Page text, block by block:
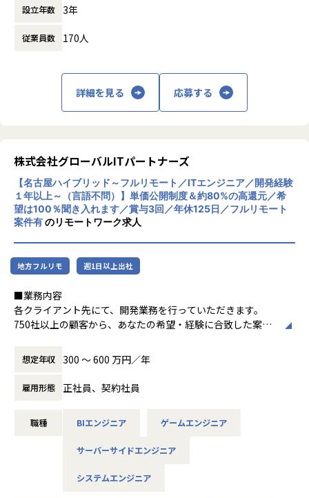
□案件を自分で選びたい
□自分のプライベートはしっかり確保したい
そんな想いをもった先輩たちが
当社で充実したエンジニアライフを手に入れています！
※場合により、親会社での採用になる可能性もございます。
【業務の変更の範囲】
会社の定める業務
ムエンジニアリングサービス（SES）、ソフ
で、AWSやAzureなどのクラウド構築から業
べる「案件選択制度」や報酬を透明化する
「単価公開制度」を導入し、キャリア形成を
重視。Udemy教材や資格取得支援などスキル
gether」を掲げています。
設立年数 3年
従業員数 170人
詳細を見る 応募する
株式会社グローバルITパートナーズ
【名古屋ハイブリッド～フルリモート／ITエンジニア／開発経験
１年以上～（言語不問）】単価公開制度＆約80%の高還元／希
望は100％聞き入れます／賞与3回／年休125日／フルリモート
案件有のリモートワーク求人
地方フルリモ 週1日以上出社
■業務内容
各クライアント先にて、開発業務を行っていただきます。
750社以上の顧客から、あなたの希望・経験に合致した案件
＜案件例＞
・基幹系システムの開発支援（Java、TypeScript、Sprin
g、Vue.js）
・電力系営業システムの開発（Java、VB.net、VBA）
・MuleSoft開発（Java、SQL、Salesforce）
・車載電池ECUシステムの開発（C）
想定年収 300 〜 600 万円／年
雇用形態 正社員、契約社員
職種 BIエンジニア ゲームエンジニア
サーバーサイドエンジニア
システムエンジニア